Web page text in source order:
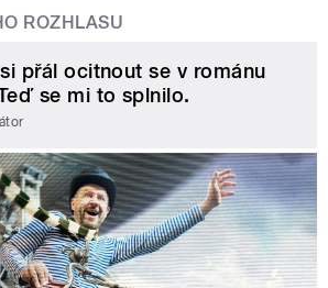
ROZHLASU
přál ocitnout se v románu
se mi to splnilo.